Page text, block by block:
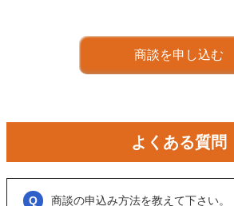
商談を申し込む
よくある質問
商談の申込み方法を教えて下さい。